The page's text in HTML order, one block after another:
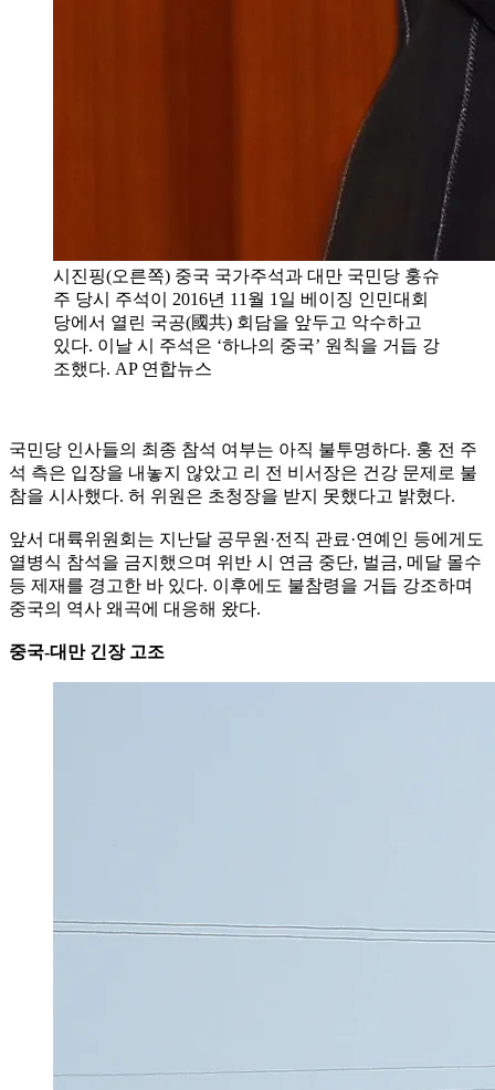
시진핑(오른쪽) 중국 국가주석과 대만 국민당 훙슈
주 당시 주석이 2016년 11월 1일 베이징 인민대회
당에서 열린 국공(國共) 회담을 앞두고 악수하고
있다. 이날 시 주석은 ‘하나의 중국’ 원칙을 거듭 강
조했다. AP 연합뉴스
국민당 인사들의 최종 참석 여부는 아직 불투명하다. 훙 전 주
석 측은 입장을 내놓지 않았고 리 전 비서장은 건강 문제로 불
참을 시사했다. 허 위원은 초청장을 받지 못했다고 밝혔다.
앞서 대륙위원회는 지난달 공무원·전직 관료·연예인 등에게도
열병식 참석을 금지했으며 위반 시 연금 중단, 벌금, 메달 몰수
등 제재를 경고한 바 있다. 이후에도 불참령을 거듭 강조하며
중국의 역사 왜곡에 대응해 왔다.
중국-대만 긴장 고조